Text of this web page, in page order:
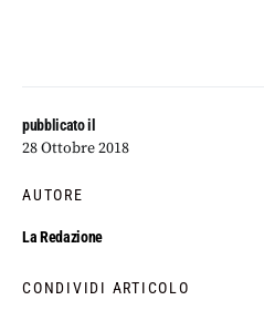
pubblicato il
28 Ottobre 2018
AUTORE
La Redazione
CONDIVIDI ARTICOLO